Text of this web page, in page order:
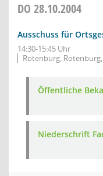
DO 28.10.2004
Ausschuss für
14:30-15:45 Uhr
Rotenburg,
Öffentliche
Niederschrift